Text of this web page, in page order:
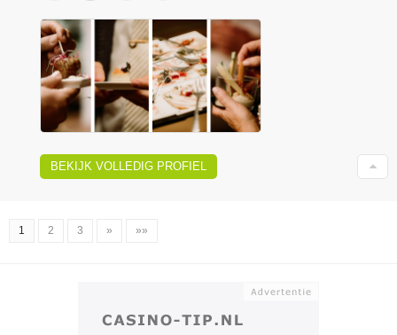
BEKIJK VOLLEDIG PROFIEL
1 2 3 » »»